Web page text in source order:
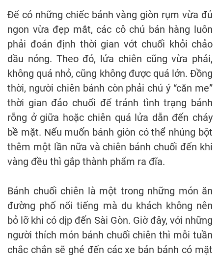
Để có những chiếc bánh vàng giòn rụm vừa đủ
ngon vừa đẹp mắt, các cô chú bán hàng luôn
phải đoán định thời gian vớt chuối khỏi chảo
dầu nóng. Theo đó, lửa chiên cũng vừa phải,
không quá nhỏ, cũng không được quá lớn. Đồng
thời, người chiên bánh còn phải chú ý “căn me”
thời gian đảo chuối để tránh tình trạng bánh
rỗng ở giữa hoặc chiên quá lửa dẫn đến cháy
bề mặt. Nếu muốn bánh giòn có thể nhúng bột
thêm một lần nữa và chiên bánh chuối đến khi
vàng đều thì gắp thành phẩm ra đĩa.
Bánh chuối chiên là một trong những món ăn
đường phố nổi tiếng mà du khách không nên
bỏ lỡ khi có dịp đến Sài Gòn. Giờ đây, với những
người thích món bánh chuối chiên thì mỗi tuần
chắc chắn sẽ ghé đến các xe bán bánh có mặt